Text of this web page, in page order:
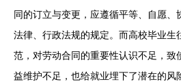
同的订立与变更，应遵循平等、自愿、
法律、行政法规的规定。而高校毕业生
范，对劳动合同的重要性认识不足，致
益维护不足，也给就业埋下了潜在的风